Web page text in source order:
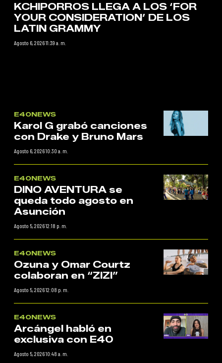
KCHIPORROS LLEGA A LOS ‘FOR
YOUR CONSIDERATION’ DE LOS
LATIN GRAMMY
Agosto 6, 2026 11:39 a. m.
E40NEWS
Karol G grabó canciones
con Drake y Bruno Mars
Agosto 6, 2026 10:30 a. m.
E40NEWS
DINO AVENTURA se
queda todo agosto en
Asunción
Agosto 5, 2026 12:18 p. m.
E40NEWS
Ozuna y Omar Courtz
colaboran en “ZIZI”
Agosto 5, 2026 12:08 p. m.
E40NEWS
Arcángel habló en
exclusiva con E40
Agosto 5, 2026 10:48 a. m.